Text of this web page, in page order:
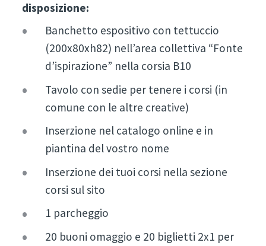
disposizione:
Banchetto espositivo con tettuccio
(200x80xh82) nell’area collettiva “Fonte
d’ispirazione” nella corsia B10
Tavolo con sedie per tenere i corsi (in
comune con le altre creative)
Inserzione nel catalogo online e in
piantina del vostro nome
Inserzione dei tuoi corsi nella sezione
corsi sul sito
1 parcheggio
20 buoni omaggio e 20 biglietti 2x1 per